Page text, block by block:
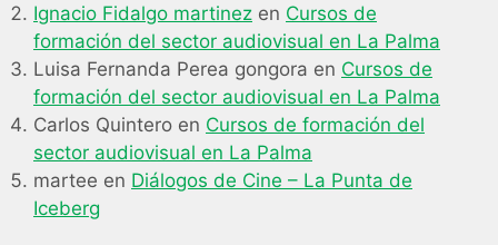
Ignacio Fidalgo martinez en Cursos de
formación del sector audiovisual en La Palma
Luisa Fernanda Perea gongora en Cursos de
formación del sector audiovisual en La Palma
Carlos Quintero en Cursos de formación del
sector audiovisual en La Palma
martee en Diálogos de Cine – La Punta de
Iceberg